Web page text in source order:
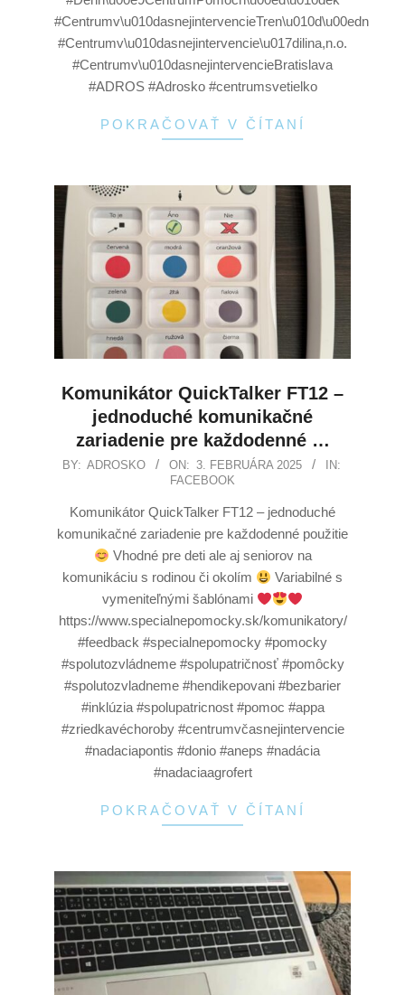
#Centrumv\u010dasnejintervencieTren\u010d\u00edn
#Centrumv\u010dasnejintervencie\u017dilina,n.o.
#Centrumv\u010dasnejintervencieBratislava
#ADROS #Adrosko #centrumsvetielko
POKRAČOVAŤ V ČÍTANÍ
Komunikátor QuickTalker FT12 –
jednoduché komunikačné
zariadenie pre každodenné …
BY: ADROSKO ON: 3. FEBRUÁRA 2025
IN:
FACEBOOK
Komunikátor QuickTalker FT12 – jednoduché
komunikačné zariadenie pre každodenné použitie
Vhodné pre deti ale aj seniorov na
komunikáciu s rodinou či okolím
Variabilné s
vymeniteľnými šablónami
https://www.specialnepomocky.sk/komunikatory/
#feedback #specialnepomocky #pomocky
#spolutozvládneme #spolupatričnosť #pomôcky
#spolutozvladneme #hendikepovani #bezbarier
#inklúzia #spolupatricnost #pomoc #appa
#zriedkavéchoroby #centrumvčasnejintervencie
#nadaciapontis #donio #aneps #nadácia
#nadaciaagrofert
POKRAČOVAŤ V ČÍTANÍ